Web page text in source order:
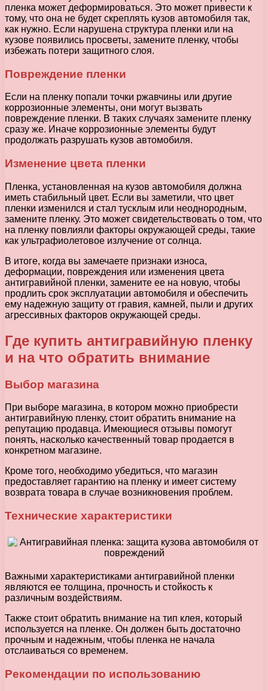
пленка может деформироваться. Это может привести к
тому, что она не будет скреплять кузов автомобиля так,
как нужно. Если нарушена структура пленки или на
кузове появились просветы, замените пленку, чтобы
избежать потери защитного слоя.
Повреждение пленки
Если на пленку попали точки ржавчины или другие
коррозионные элементы, они могут вызвать
повреждение пленки. В таких случаях замените пленку
сразу же. Иначе коррозионные элементы будут
продолжать разрушать кузов автомобиля.
Изменение цвета пленки
Пленка, установленная на кузов автомобиля должна
иметь стабильный цвет. Если вы заметили, что цвет
пленки изменился и стал тусклым или неоднородным,
замените пленку. Это может свидетельствовать о том, что
на пленку повлияли факторы окружающей среды, такие
как ультрафиолетовое излучение от солнца.
В итоге, когда вы замечаете признаки износа,
деформации, повреждения или изменения цвета
антигравийной пленки, замените ее на новую, чтобы
продлить срок эксплуатации автомобиля и обеспечить
ему надежную защиту от гравия, камней, пыли и других
агрессивных факторов окружающей среды.
Где купить антигравийную пленку
и на что обратить внимание
Выбор магазина
При выборе магазина, в котором можно приобрести
антигравийную пленку, стоит обратить внимание на
репутацию продавца. Имеющиеся отзывы помогут
понять, насколько качественный товар продается в
конкретном магазине.
Кроме того, необходимо убедиться, что магазин
предоставляет гарантию на пленку и имеет систему
возврата товара в случае возникновения проблем.
Технические характеристики
Важными характеристиками антигравийной пленки
являются ее толщина, прочность и стойкость к
различным воздействиям.
Также стоит обратить внимание на тип клея, который
используется на пленке. Он должен быть достаточно
прочным и надежным, чтобы пленка не начала
отслаиваться со временем.
Рекомендации по использованию